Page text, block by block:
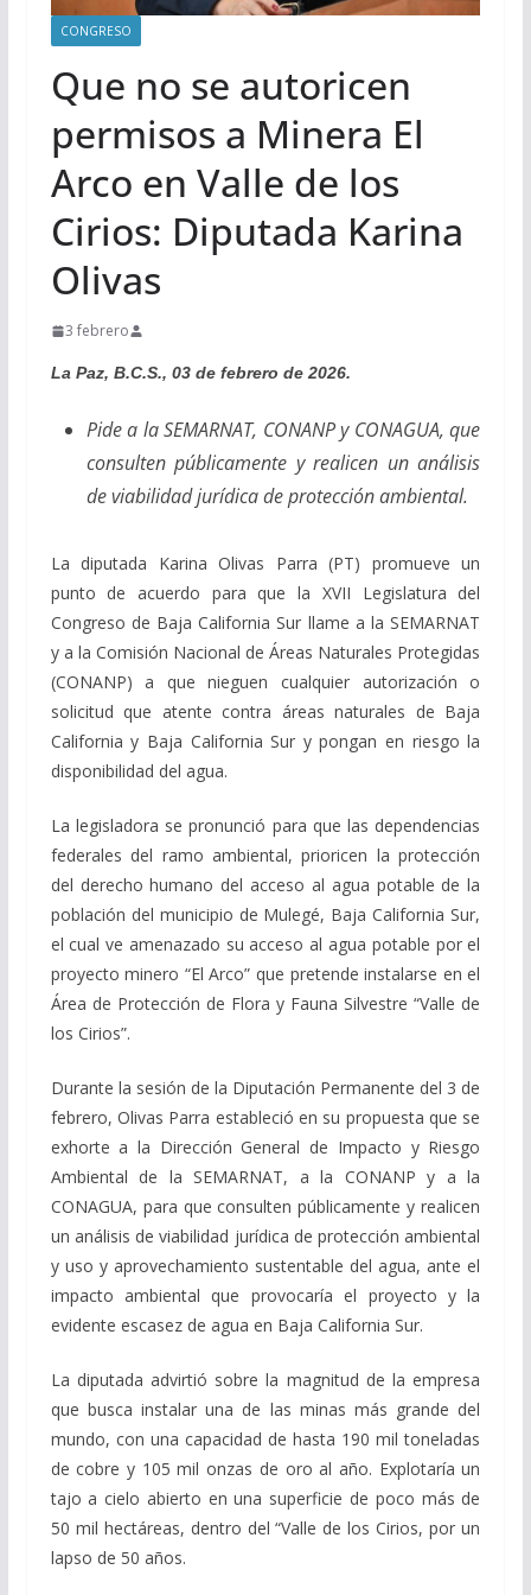
CONGRESO
Que no se autoricen
permisos a Minera El
Arco en Valle de los
Cirios: Diputada Karina
Olivas
3 febrero
La Paz, B.C.S., 03 de febrero de 2026.
Pide a la SEMARNAT, CONANP y CONAGUA, que
consulten públicamente y realicen un análisis
de viabilidad jurídica de protección ambiental.
La diputada Karina Olivas Parra (PT) promueve un
punto de acuerdo para que la XVII Legislatura del
Congreso de Baja California Sur llame a la SEMARNAT
y a la Comisión Nacional de Áreas Naturales Protegidas
(CONANP) a que nieguen cualquier autorización o
solicitud que atente contra áreas naturales de Baja
California y Baja California Sur y pongan en riesgo la
disponibilidad del agua.
La legisladora se pronunció para que las dependencias
federales del ramo ambiental, prioricen la protección
del derecho humano del acceso al agua potable de la
población del municipio de Mulegé, Baja California Sur,
el cual ve amenazado su acceso al agua potable por el
proyecto minero “El Arco” que pretende instalarse en el
Área de Protección de Flora y Fauna Silvestre “Valle de
los Cirios”.
Durante la sesión de la Diputación Permanente del 3 de
febrero, Olivas Parra estableció en su propuesta que se
exhorte a la Dirección General de Impacto y Riesgo
Ambiental de la SEMARNAT, a la CONANP y a la
CONAGUA, para que consulten públicamente y realicen
un análisis de viabilidad jurídica de protección ambiental
y uso y aprovechamiento sustentable del agua, ante el
impacto ambiental que provocaría el proyecto y la
evidente escasez de agua en Baja California Sur.
La diputada advirtió sobre la magnitud de la empresa
que busca instalar una de las minas más grande del
mundo, con una capacidad de hasta 190 mil toneladas
de cobre y 105 mil onzas de oro al año. Explotaría un
tajo a cielo abierto en una superficie de poco más de
50 mil hectáreas, dentro del “Valle de los Cirios, por un
lapso de 50 años.